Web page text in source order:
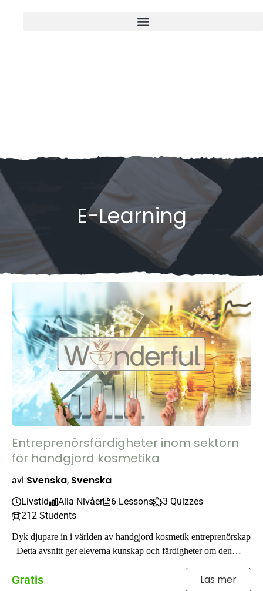
E-Learning
Entreprenörsfärdigheter inom sektorn
för handgjord kosmetika
avi Svenska, Svenska
Livstid Alla Nivåer 6 Lessons
3 Quizzes
212 Students
Dyk djupare in i världen av handgjord kosmetik entreprenörskap
Detta avsnitt ger eleverna kunskap och färdigheter om den
Gratis Läs mer